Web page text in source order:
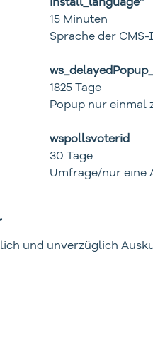
15 Minuten
Sprache der
1825 Tage
Popup nur einmal
wspollsvoterid
30 Tage
Umfrage/nur eine
und unverzüglich